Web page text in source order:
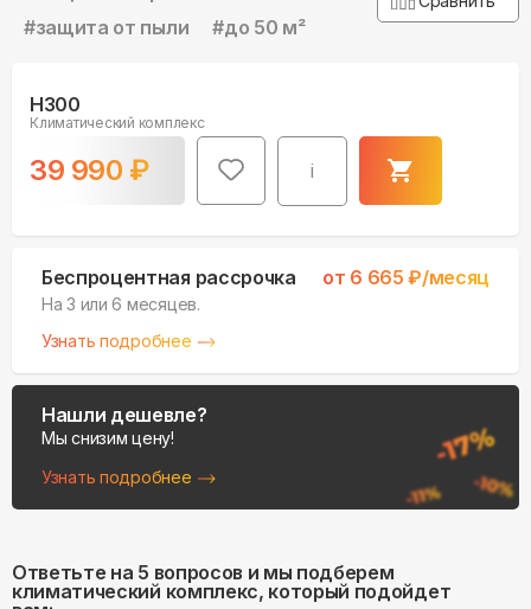
#защита от пыли #до 50 м²
H300
Климатический комплекс
39 990 ₽ i
Беспроцентная рассрочка от 6 665 ₽/месяц
На 3 или 6 месяцев.
Узнать подробнее
Нашли дешевле?
Мы снизим цену!
Узнать подробнее
Ответьте на 5 вопросов и мы подберем
климатический комплекс, который подойдет